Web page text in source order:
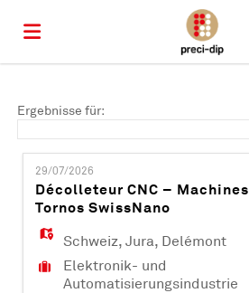
Stellen
Lebenslauf
hochladen
Anmelden
Ergebnisse für:
29/07/2026
Décolleteur CNC – Machines
Tornos SwissNano
Schweiz,Jura, Delémont
Elektronik- und
Automatisierungsindustrie